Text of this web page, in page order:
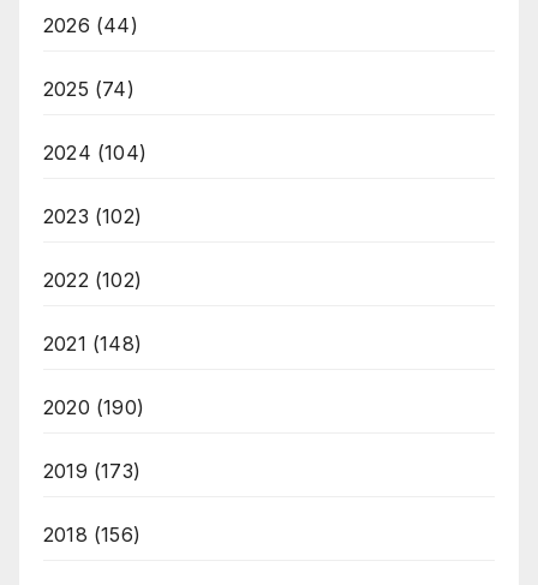
2026 (44)
2025 (74)
2024 (104)
2023 (102)
2022(102)
2021 (148)
2020 (190)
2019 (173)
2018 (156)